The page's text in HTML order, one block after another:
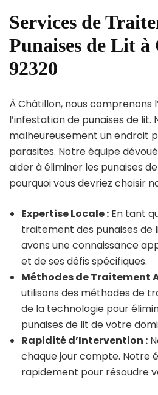
Services de
Punaises de Lit
92320
À Châtillon, nous comprenons
l’infestation de punaises de lit.
malheureusement un endroit
parasites. Notre équipe
aider à éliminer les punaises
pourquoi vous devriez choisir
Expertise Locale : En tant
traitement des punaises de
avons une connaissance
et de ses défis spécifiques.
Méthodes de Traitement
utilisons des méthodes de
de la technologie pour
punaises de lit de votre
Rapidité d’Intervention :
chaque jour compte. Notre
rapidement pour résoudre